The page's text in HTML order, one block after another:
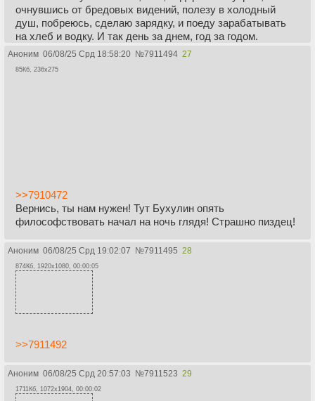
очнувшись от бредовых видений, полезу в холодный
душ, побреюсь, сделаю зарядку, и поеду зарабатывать
на хлеб и водку. И так день за днем, год за годом.
> Тяжкое бремя знания.
> Это не трусость, это - уважение.
которого нельзя отказаться.
Ну мне то не грозит. Мне хуи иногда мерещатся, летают
быстро так, но серванты за мной не гоняются, меня никто
не преследует. Я могу подойти на улице к Артурии, а могу
и не подойти. Это исключительно мое решение. И я
думаю, что я не подойду.
Аноним 06/08/25 Срд 18:58:20 №7911494 27
85Кб, 236x275
>>7910472
Вернись, ты нам нужен! Тут Бухулин опять
философствовать начал на ночь глядя! Страшно пиздец!
Аноним 06/08/25 Срд 19:02:07 №7911495 28
874Кб, 1920x1080, 00:00:05
>>7911492
Аноним 06/08/25 Срд 20:57:03 №7911523 29
1711Кб, 1072x1904, 00:00:02